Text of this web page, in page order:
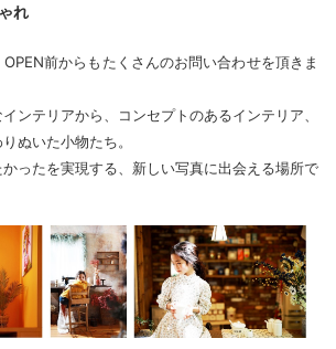
れ
前からもたくさんのお問い合わせを頂きま
ンテリアから、コンセプトのあるインテリア、
ぬいた小物たち。
ったを実現する、新しい写真に出会える場所で